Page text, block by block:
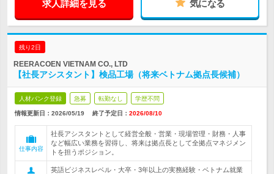
求人詳細を見る 気になる
残り2日
REERACOEN VIETNAM CO., LTD
【社長アシスタント】検品工場（将来ベトナム拠点長候補）
人材バンク登録 急募 転勤なし 学歴不問
情報更新日：2026/05/19 終了予定日： 2026/08/10
仕事内容
社長アシスタントとして経営全般・営業・現場管理・財務・人事
など幅広い業務を習得し、将来は拠点長として全拠点マネジメン
トを担うポジション。
英語ビジネスレベル・大卒・3年以上の実務経験・ベトナム就業